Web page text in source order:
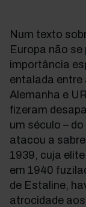
Num texto
Europa não se
importância
entalada entre
Alemanha e
fizeram
um século –
atacou a
1939, cuja
em 1940
de Estaline,
atrocidade